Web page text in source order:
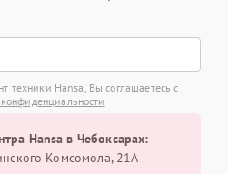
техники Hansa, Вы соглашаетесь с
Hansa в Чебоксарах:
Комсомола, 21А